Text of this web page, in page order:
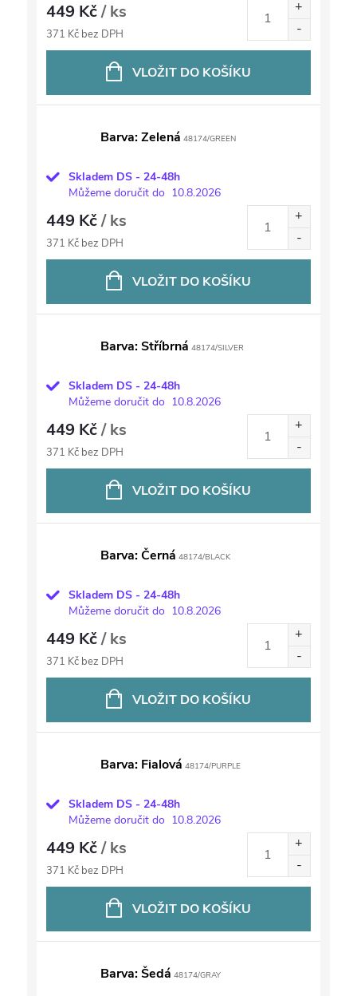
449 Kč/ ks
371 Kč bez DPH
VLOŽIT DO KOŠÍKU
Barva: Zelená 48174/GREEN
Skladem DS - 24-48h
Můžeme doručit do 10.8.2026
449 Kč/ ks
371 Kč bez DPH
VLOŽIT DO KOŠÍKU
Barva: Stříbrná 48174/SILVER
Skladem DS - 24-48h
Můžeme doručit do 10.8.2026
449 Kč/ ks
371 Kč bez DPH
VLOŽIT DO KOŠÍKU
Barva: Černá 48174/BLACK
Skladem DS - 24-48h
Můžeme doručit do 10.8.2026
449 Kč/ ks
371 Kč bez DPH
VLOŽIT DO KOŠÍKU
Barva: Fialová 48174/PURPLE
Skladem DS - 24-48h
Můžeme doručit do 10.8.2026
449 Kč/ ks
371 Kč bez DPH
VLOŽIT DO KOŠÍKU
Barva: Šedá 48174/GRAY